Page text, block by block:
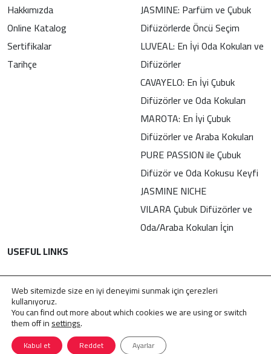
Hakkımızda
Online Katalog
Sertifikalar
Tarihçe
JASMINE: Parfüm ve Çubuk
Difüzörlerde Öncü Seçim
LUVEAL: En İyi Oda Kokuları ve
Difüzörler
CAVAYELO: En İyi Çubuk
Difüzörler ve Oda Kokuları
MAROTA: En İyi Çubuk
Difüzörler ve Araba Kokuları
PURE PASSION ile Çubuk
Difüzör ve Oda Kokusu Keyfi
JASMINE NICHE
VILARA Çubuk Difüzörler ve
Oda/Araba Kokuları İçin
USEFUL LINKS
İletişim
Gizlilik Politikası
KVKK
Web sitemizde size en iyi deneyimi sunmak için çerezleri
kullanıyoruz.
You can find out more about which cookies we are using or switch
them off insettings.
Kabul et Reddet Ayarlar